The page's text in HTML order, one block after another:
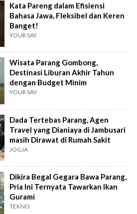
Kata Pareng dalam Efisiensi
Bahasa Jawa, Fleksibel dan Keren
Banget!
YOUR SAY
Wisata Parang Gombong,
Destinasi Liburan Akhir Tahun
dengan Budget Minim
YOUR SAY
Dada Tertebas Parang, Agen
Travel yang Dianiaya di Jambusari
masih Dirawat di Rumah Sakit
JOGJA
Dikira Begal Gegara Bawa Parang,
Pria Ini Ternyata Tawarkan Ikan
Gurami
TEKNO